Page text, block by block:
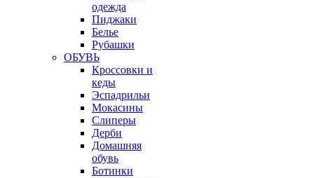
одежда
Пиджаки
Белье
Рубашки
ОБУВЬ
Кроссовки и
кеды
Эспадрильи
Мокасины
Слиперы
Дерби
Домашняя
обувь
Ботинки